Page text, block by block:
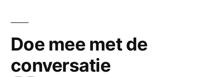
Doe mee met de
conversatie